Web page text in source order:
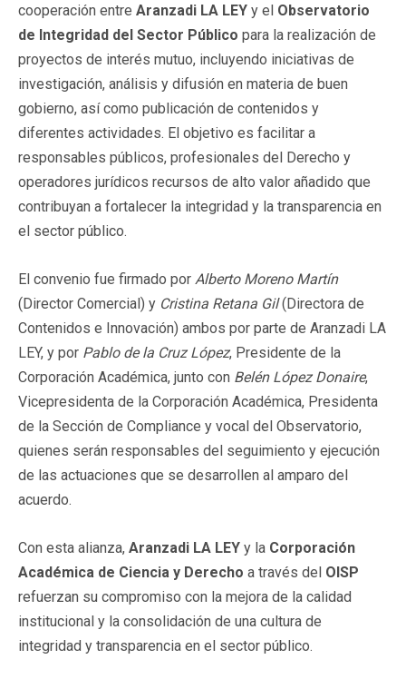
cooperación entre Aranzadi LA LEY y el Observatorio
de Integridad del Sector Público para la realización de
proyectos de interés mutuo, incluyendo iniciativas de
investigación, análisis y difusión en materia de buen
gobierno, así como publicación de contenidos y
diferentes actividades. El objetivo es facilitar a
responsables públicos, profesionales del Derecho y
operadores jurídicos recursos de alto valor añadido que
contribuyan a fortalecer la integridad y la transparencia en
el sector público.
El convenio fue firmado por Alberto Moreno Martín
(Director Comercial) y Cristina Retana Gil(Directora de
Contenidos e Innovación) ambos por parte de Aranzadi LA
LEY, y por Pablo de la Cruz López, Presidente de la
Corporación Académica, junto con Belén López Donaire,
Vicepresidenta de la Corporación Académica, Presidenta
de la Sección de Compliance y vocal del Observatorio,
quienes serán responsables del seguimiento y ejecución
de las actuaciones que se desarrollen al amparo del
acuerdo.
Con esta alianza, Aranzadi LA LEY y la Corporación
Académica de Ciencia y Derecho a través del OISP
refuerzan su compromiso con la mejora de la calidad
institucional y la consolidación de una cultura de
integridad y transparencia en el sector público.